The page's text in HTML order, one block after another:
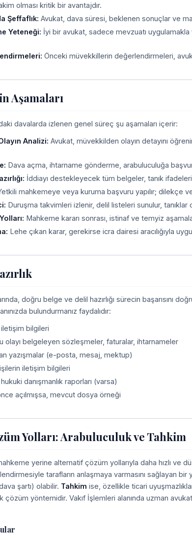
olması kritik bir avantajdır.
Şeffaflık: Avukat, dava süresi, beklenen sonuçlar ve
Yeteneği: İyi bir avukat, sadece mevzuatı
Önceki müvekkillerin değerlendirmeleri,
Aşamaları
davalarda izlenen genel süreç şu aşamaları içerir:
Analizi: Avukat, müvekkilden olayın detayını
Dava açma, ihtarname gönderme, arabuluculuğa
İddiayı destekleyecek tüm belgeler, tanık
mahkemeye veya kuruma başvuru yapılır; dilekçe
Duruşma takvimleri izlenir, delil listeleri sunulur, tanıklar
Mahkeme kararı sonrası, istinaf ve temyiz
Lehe çıkan karar, gerekirse icra dairesi aracılığıyla
doğru belge ve delil hazırlığı sürecin başarısını
bulundurmanız faydalıdır:
bilgileri
olayı belgeleyen sözleşmeler, faturalar, ihtarnameler
yazışmalar (e-posta, mesaj, mektup)
iletişim bilgileri
danışmanlık raporları (varsa)
açılmışsa, mevcut dosya örneği
Yolları: Arabuluculuk ve Tahkim
yerine alternatif çözüm yollarıyla daha hızlı ve
tarafların anlaşmaya varmasını sağlayan
şartı) olabilir. Tahkim ise, özellikle ticari
çözüm yöntemidir. Vakıf İşlemleri alanında uzman